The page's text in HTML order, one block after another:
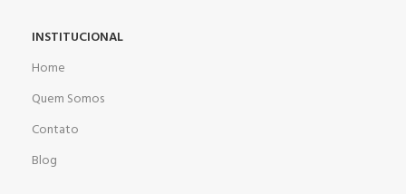
INSTITUCIONAL
Home
Quem Somos
Contato
Blog